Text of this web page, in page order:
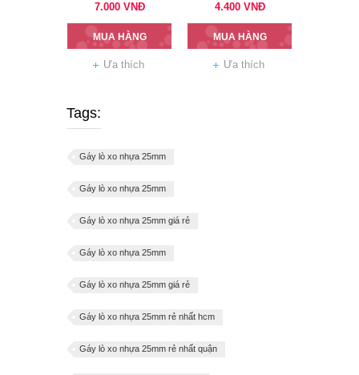
7.000 VNĐ
MUA HÀNG
Ưa thích
4.400 VNĐ
MUA HÀNG
Ưa thích
Tags:
Gáy lò xo nhựa 25mm
Gáy lò xo nhựa 25mm
Gáy lò xo nhựa 25mm giá rẻ
Gáy lò xo nhựa 25mm
Gáy lò xo nhựa 25mm giá rẻ
Gáy lò xo nhựa 25mm rẻ nhất hcm
Gáy lò xo nhựa 25mm rẻ nhất quận